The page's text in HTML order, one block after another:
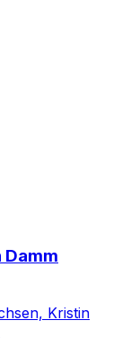
Kristin